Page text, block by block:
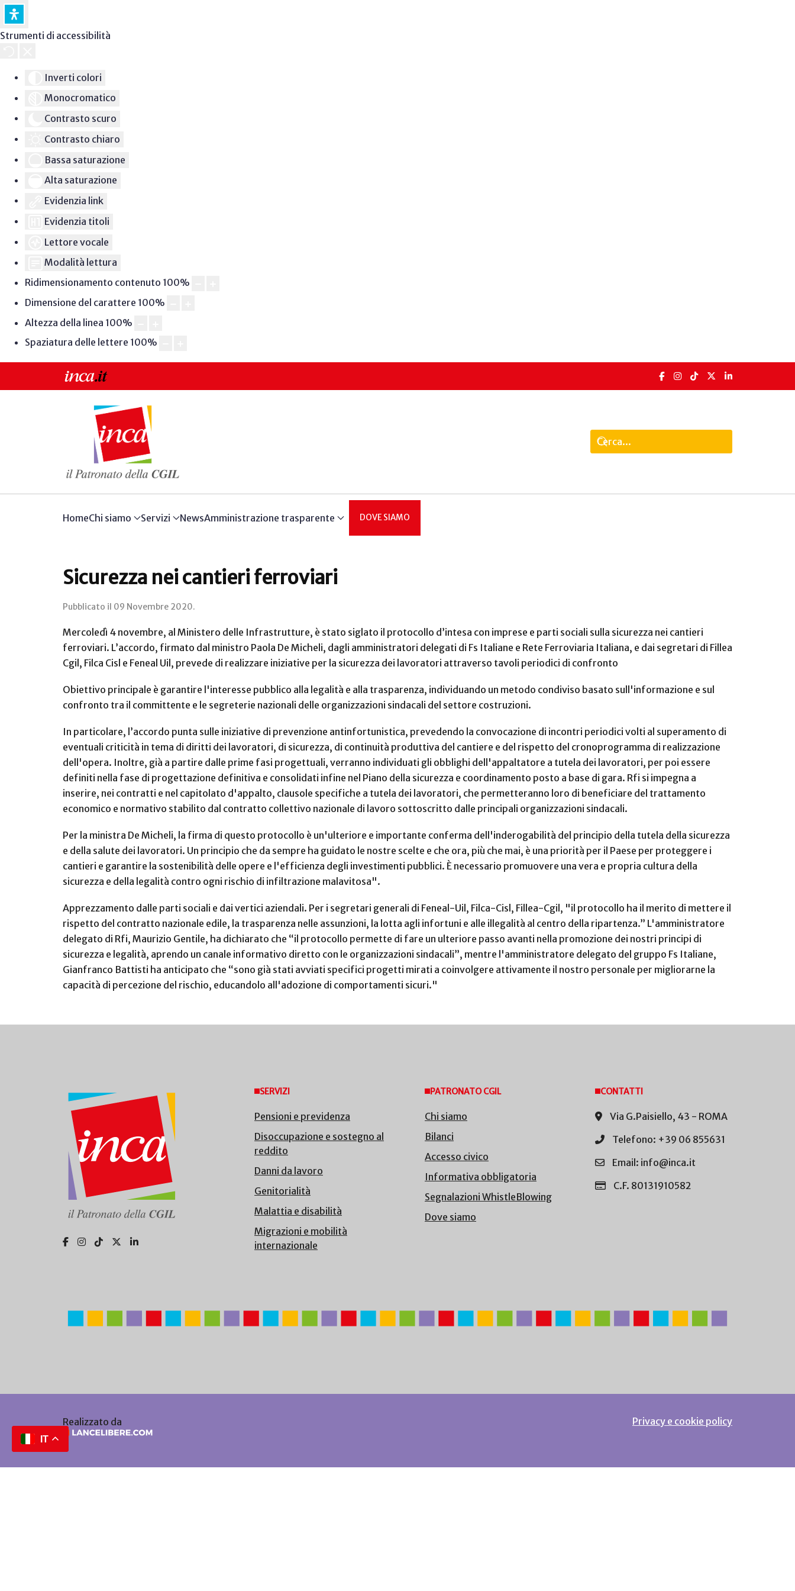
Strumenti di accessibilità
Inverti colori
Monocromatico
Contrasto scuro
Contrasto chiaro
Bassa saturazione
Alta saturazione
Evidenzia link
Evidenzia titoli
Lettore vocale
Modalità lettura
Ridimensionamento contenuto 100%
Dimensione del carattere 100%
Altezza della linea 100%
Spaziatura delle lettere 100%
HomeChi siamo Servizi NewsAmministrazione trasparente DOVE SIAMO
Sicurezza nei cantieri ferroviari
Pubblicato il 09 Novembre 2020.
Mercoledì 4 novembre, al Ministero delle Infrastrutture, è stato siglato il protocollo d’intesa con imprese e parti sociali sulla sicurezza nei cantieri
ferroviari. L’accordo, firmato dal ministro Paola De Micheli, dagli amministratori delegati di Fs Italiane e Rete Ferroviaria Italiana, e dai segretari di Fillea
Cgil, Filca Cisl e Feneal Uil, prevede di realizzare iniziative per la sicurezza dei lavoratori attraverso tavoli periodici di confronto
Obiettivo principale è garantire l'interesse pubblico alla legalità e alla trasparenza, individuando un metodo condiviso basato sull'informazione e sul
confronto tra il committente e le segreterie nazionali delle organizzazioni sindacali del settore costruzioni.
In particolare, l’accordo punta sulle iniziative di prevenzione antinfortunistica, prevedendo la convocazione di incontri periodici volti al superamento di
eventuali criticità in tema di diritti dei lavoratori, di sicurezza, di continuità produttiva del cantiere e del rispetto del cronoprogramma di realizzazione
dell'opera. Inoltre, già a partire dalle prime fasi progettuali, verranno individuati gli obblighi dell'appaltatore a tutela dei lavoratori, per poi essere
definiti nella fase di progettazione definitiva e consolidati infine nel Piano della sicurezza e coordinamento posto a base di gara. Rfi si impegna a
inserire, nei contratti e nel capitolato d'appalto, clausole specifiche a tutela dei lavoratori, che permetteranno loro di beneficiare del trattamento
economico e normativo stabilito dal contratto collettivo nazionale di lavoro sottoscritto dalle principali organizzazioni sindacali.
Per la ministra De Micheli, la firma di questo protocollo è un'ulteriore e importante conferma dell'inderogabilità del principio della tutela della sicurezza
e della salute dei lavoratori. Un principio che da sempre ha guidato le nostre scelte e che ora, più che mai, è una priorità per il Paese per proteggere i
cantieri e garantire la sostenibilità delle opere e l'efficienza degli investimenti pubblici. È necessario promuovere una vera e propria cultura della
sicurezza e della legalità contro ogni rischio di infiltrazione malavitosa".
Apprezzamento dalle parti sociali e dai vertici aziendali. Per i segretari generali di Feneal-Uil, Filca-Cisl, Fillea-Cgil, "il protocollo ha il merito di mettere il
rispetto del contratto nazionale edile, la trasparenza nelle assunzioni, la lotta agli infortuni e alle illegalità al centro della ripartenza.” L'amministratore
delegato di Rfi, Maurizio Gentile, ha dichiarato che “il protocollo permette di fare un ulteriore passo avanti nella promozione dei nostri principi di
sicurezza e legalità, aprendo un canale informativo diretto con le organizzazioni sindacali”, mentre l'amministratore delegato del gruppo Fs Italiane,
Gianfranco Battisti ha anticipato che “sono già stati avviati specifici progetti mirati a coinvolgere attivamente il nostro personale per migliorarne la
capacità di percezione del rischio, educandolo all'adozione di comportamenti sicuri."
SERVIZI
Pensioni e previdenza
Disoccupazione e sostegno al
reddito
Danni da lavoro
Genitorialità
Malattia e disabilità
Migrazioni e mobilità
internazionale
PATRONATO CGIL
Chi siamo
Bilanci
Accesso civico
Informativa obbligatoria
Segnalazioni WhistleBlowing
Dove siamo
CONTATTI
Via G.Paisiello, 43 - ROMA
Telefono: +39 06 855631
Email: info@inca.it
C.F. 80131910582
Realizzato da Privacy e cookie policy
IT